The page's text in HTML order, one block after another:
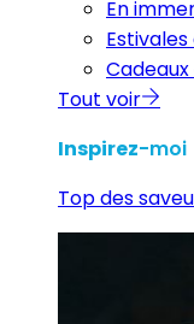
En
Tout voir
Inspirez-moi
Top des